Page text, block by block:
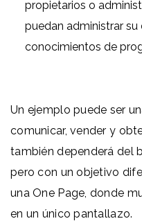
propietarios o
puedan administrar
conocimientos de
Un ejemplo puede ser
comunicar, vender y
también dependerá del
pero con un objetivo
una One Page, donde
en un único pantallazo.